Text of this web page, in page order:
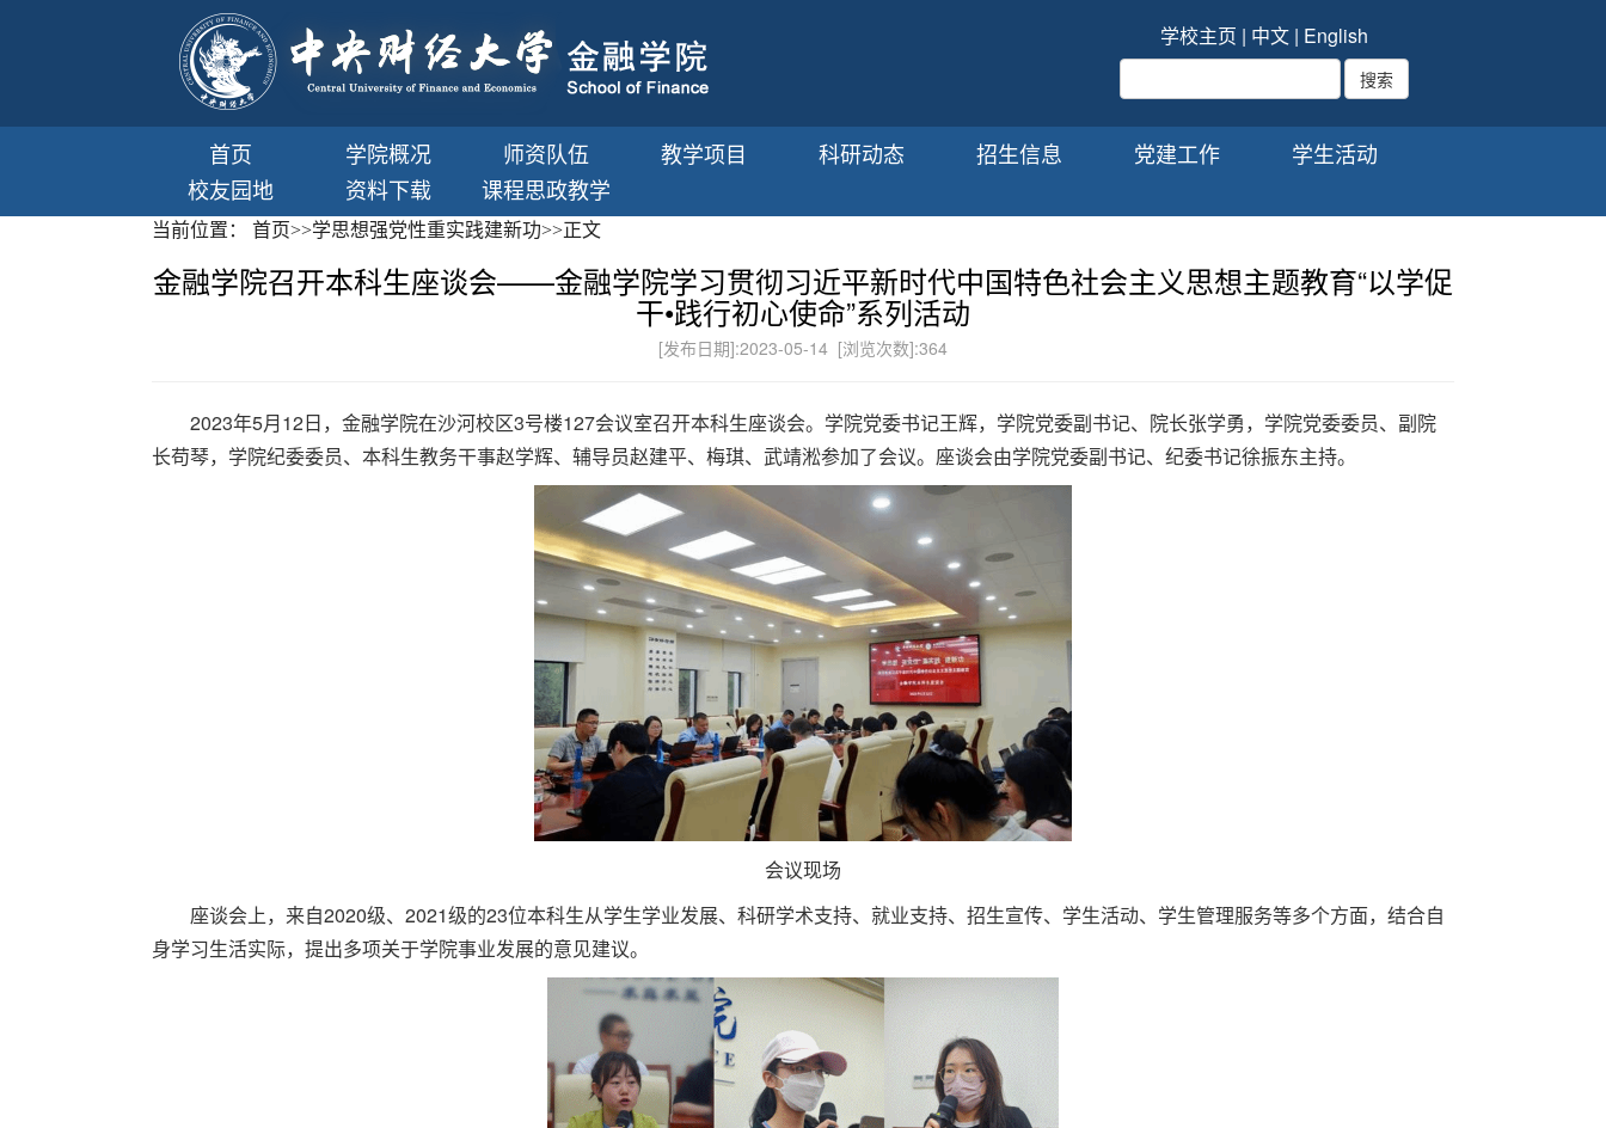
学校主页 | 中文 | English
首页 学院概况 师资队伍 教学项目 科研动态 招生信息 党建工作
学生活动
校友园地
资料下载 课程思政教学
当前位置： 首页>>学思想强党性重实践建新功>>正文
金融学院召开本科生座谈会——金融学院学习贯彻习近平新时代中国特色社会主义思想主题教育“以学促
干•践行初心使命”系列活动
[发布日期]:2023-05-14 [浏览次数]:364
2023年5月12日，金融学院在沙河校区3号楼127会议室召开本科生座谈会。学院党委书记王辉，学院党委副书记、院长张学勇，学院党委委员、副院
长苟琴，学院纪委委员、本科生教务干事赵学辉、辅导员赵建平、梅琪、武靖淞参加了会议。座谈会由学院党委副书记、纪委书记徐振东主持。
会议现场
座谈会上，来自2020级、2021级的23位本科生从学生学业发展、科研学术支持、就业支持、招生宣传、学生活动、学生管理服务等多个方面，结合自
身学习生活实际，提出多项关于学院事业发展的意见建议。